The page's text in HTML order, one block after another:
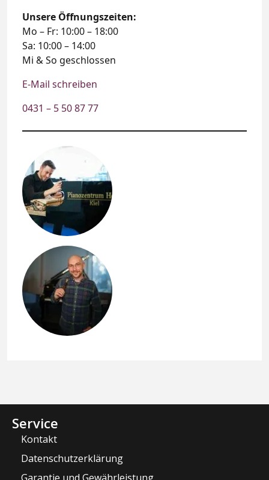
Unsere Öffnungszeiten:
Mo – Fr: 10:00 – 18:00
Sa: 10:00 – 14:00
Mi & So geschlossen
E-Mail schreiben
0431 – 5 50 87 77
Service
Kontakt
Datenschutzerklärung